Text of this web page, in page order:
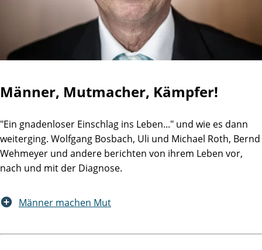
Männer, Mutmacher, Kämpfer!
"Ein gnadenloser Einschlag ins Leben..." und wie es dann
weiterging. Wolfgang Bosbach, Uli und Michael Roth, Bernd
Wehmeyer und andere berichten von ihrem Leben vor,
nach und mit der Diagnose.
Männer machen Mut